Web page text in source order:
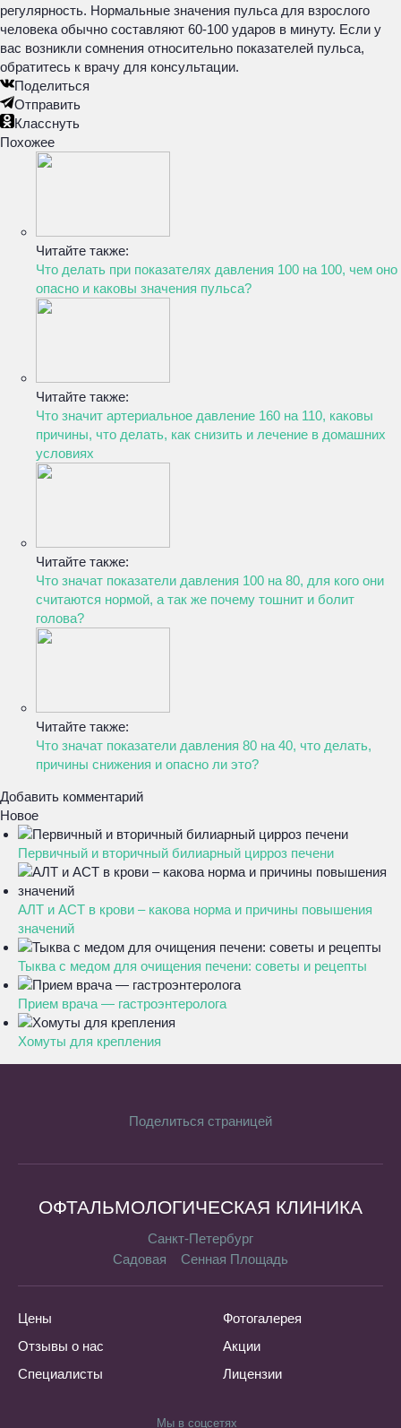
регулярность. Нормальные значения пульса для взрослого
человека обычно составляют 60-100 ударов в минуту. Если у
вас возникли сомнения относительно показателей пульса,
обратитесь к врачу для консультации.
Поделиться
Отправить
Класснуть
Похожее
Читайте также:
Что делать при показателях давления 100 на 100, чем оно
опасно и каковы значения пульса?
Читайте также:
Что значит артериальное давление 160 на 110, каковы
причины, что делать, как снизить и лечение в домашних
условиях
Читайте также:
Что значат показатели давления 100 на 80, для кого они
считаются нормой, а так же почему тошнит и болит
голова?
Читайте также:
Что значат показатели давления 80 на 40, что делать,
причины снижения и опасно ли это?
Добавить комментарий
Новое
Первичный и вторичный билиарный цирроз печени
АЛТ и АСТ в крови – какова норма и причины повышения
значений
Тыква с медом для очищения печени: советы и рецепты
Прием врача — гастроэнтеролога
Хомуты для крепления
Поделиться страницей
ОФТАЛЬМОЛОГИЧЕСКАЯ КЛИНИКА
Санкт-Петербург
Садовая
Сенная Площадь
Цены
Отзывы о нас
Специалисты
Фотогалерея
Акции
Лицензии
Мы в соцсетях